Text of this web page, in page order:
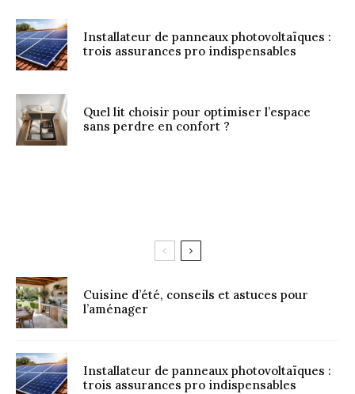
Installateur de panneaux photovoltaïques :
trois assurances pro indispensables
Quel lit choisir pour optimiser l’espace
sans perdre en confort ?
Cuisine d’été, conseils et astuces pour
l’aménager
Installateur de panneaux photovoltaïques :
trois assurances pro indispensables